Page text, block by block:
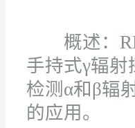
概述：
手持式γ辐
检测α和β辐
的应用。